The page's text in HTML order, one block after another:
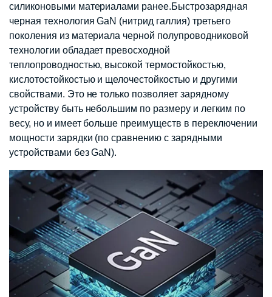
силиконовыми материалами ранее.Быстрозарядная
черная технология GaN (нитрид галлия) третьего
поколения из материала черной полупроводниковой
технологии обладает превосходной
теплопроводностью, высокой термостойкостью,
кислотостойкостью и щелочестойкостью и другими
свойствами. Это не только позволяет зарядному
устройству быть небольшим по размеру и легким по
весу, но и имеет больше преимуществ в переключении
мощности зарядки (по сравнению с зарядными
устройствами без GaN).